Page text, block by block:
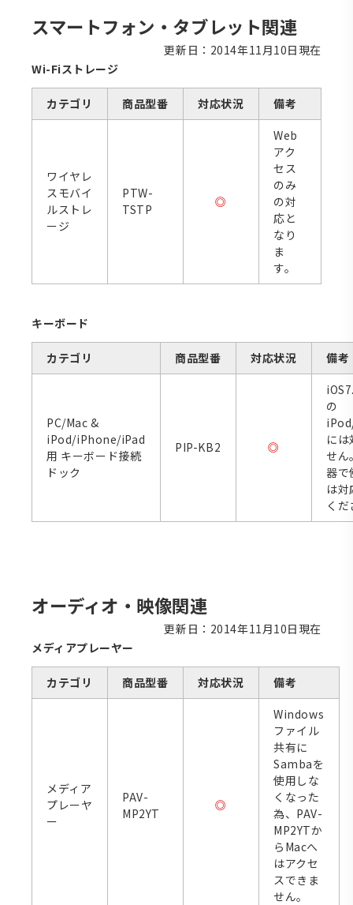
スマートフォン・タブレット関連
更新日：2014年11月10日現在
Wi-Fiストレージ
カテゴリ 商品型番 対応状況 備考
ワイヤレ
スモバイ
ルストレ
ージ
PTW-
TSTP
◎
Web
アク
セス
のみ
の対
応と
なり
ま
す。
キーボード
カテゴリ 商品型番 対応状況 備考
PC/Mac &
iPod/iPhone/iPad
用 キーボード接続
ドック
PIP-KB2 ◎
の
に
せん
器で
は
く
オーディオ・映像関連
更新日：2014年11月10日現在
メディアプレーヤー
カテゴリ 商品型番 対応状況 備考
メディア
プレーヤ
ー
PAV-
MP2YT
◎
Windows
ファイル
共有に
Sambaを
使用しな
くなった
為、PAV-
MP2YTか
らMacへ
はアクセ
スできま
せん。